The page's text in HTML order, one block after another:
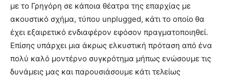
με το Γρηγόρη σε κάποια θέατρα της επαρχίας με
ακουστικό σχήμα, τύπου unplugged, κάτι το οποίο θα
έχει εξαιρετικό ενδιαφέρον εφόσον πραγματοποιηθεί.
Επίσης υπάρχει μια άκρως ελκυστική πρόταση από ένα
πολύ καλό μοντέρνο συγκρότημα μήπως ενώσουμε τις
δυνάμεις μας και παρουσιάσουμε κάτι τελείως